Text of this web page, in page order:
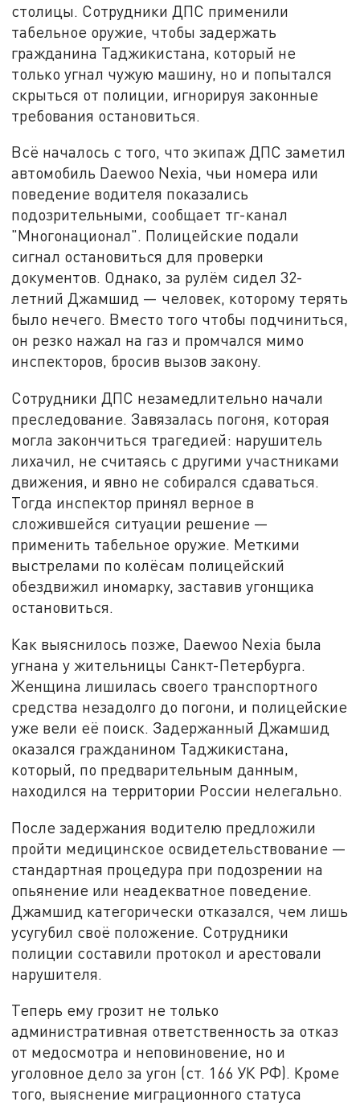
столицы. Сотрудники ДПС применили
табельное оружие, чтобы задержать
гражданина Таджикистана, который не
только угнал чужую машину, но и попытался
скрыться от полиции, игнорируя законные
требования остановиться.
Всё началось с того, что экипаж ДПС заметил
автомобиль Daewoo Nexia, чьи номера или
поведение водителя показались
подозрительными, сообщает тг-канал
"Многонационал". Полицейские подали
сигнал остановиться для проверки
документов. Однако, за рулём сидел 32-
летний Джамшид — человек, которому терять
было нечего. Вместо того чтобы подчиниться,
он резко нажал на газ и промчался мимо
инспекторов, бросив вызов закону.
Сотрудники ДПС незамедлительно начали
преследование. Завязалась погоня, которая
могла закончиться трагедией: нарушитель
лихачил, не считаясь с другими участниками
движения, и явно не собирался сдаваться.
Тогда инспектор принял верное в
сложившейся ситуации решение —
применить табельное оружие. Меткими
выстрелами по колёсам полицейский
обездвижил иномарку, заставив угонщика
остановиться.
Как выяснилось позже, Daewoo Nexia была
угнана у жительницы Санкт-Петербурга.
Женщина лишилась своего транспортного
средства незадолго до погони, и полицейские
уже вели её поиск. Задержанный Джамшид
оказался гражданином Таджикистана,
который, по предварительным данным,
находился на территории России нелегально.
После задержания водителю предложили
пройти медицинское освидетельствование —
стандартная процедура при подозрении на
опьянение или неадекватное поведение.
Джамшид категорически отказался, чем лишь
усугубил своё положение. Сотрудники
полиции составили протокол и арестовали
нарушителя.
Теперь ему грозит не только
административная ответственность за отказ
от медосмотра и неповиновение, но и
уголовное дело за угон (ст. 166 УК РФ). Кроме
того, выяснение миграционного статуса